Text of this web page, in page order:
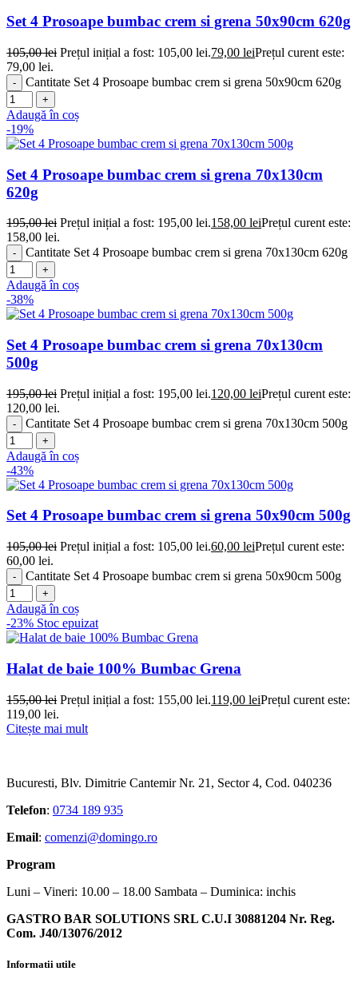
Set 4 Prosoape bumbac crem si grena 50x90cm 620g
105,00lei Prețul inițial a fost: 105,00 lei.79,00 leiPrețul curent este:
79,00 lei.
Cantitate Set 4 Prosoape bumbac crem si grena 50x90cm 620g
Adaugă în coș
-19%
Set 4 Prosoape bumbac crem si grena 70x130cm
620g
195,00lei Prețul inițial a fost: 195,00 lei.158,00 leiPrețul curent este:
158,00 lei.
Cantitate Set 4 Prosoape bumbac crem si grena 70x130cm 620g
Adaugă în coș
-38%
Set 4 Prosoape bumbac crem si grena 70x130cm
500g
195,00lei Prețul inițial a fost: 195,00 lei.120,00 leiPrețul curent este:
120,00 lei.
Cantitate Set 4 Prosoape bumbac crem si grena 70x130cm 500g
Adaugă în coș
-43%
Set 4 Prosoape bumbac crem si grena 50x90cm 500g
105,00lei Prețul inițial a fost: 105,00 lei.60,00 leiPrețul curent este:
60,00 lei.
Cantitate Set 4 Prosoape bumbac crem si grena 50x90cm 500g
Adaugă în coș
-23% Stoc epuizat
Halat de baie 100% Bumbac Grena
155,00lei Prețul inițial a fost: 155,00 lei.119,00 leiPrețul curent este:
119,00 lei.
Citește mai mult
Bucuresti, Blv. Dimitrie Cantemir Nr. 21, Sector 4, Cod. 040236
Telefon: 0734 189 935
Email: comenzi@domingo.ro
Program
Luni – Vineri: 10.00 – 18.00 Sambata – Duminica: inchis
GASTRO BAR SOLUTIONS SRL C.U.I 30881204 Nr. Reg.
Com. J40/13076/2012
Informatii utile